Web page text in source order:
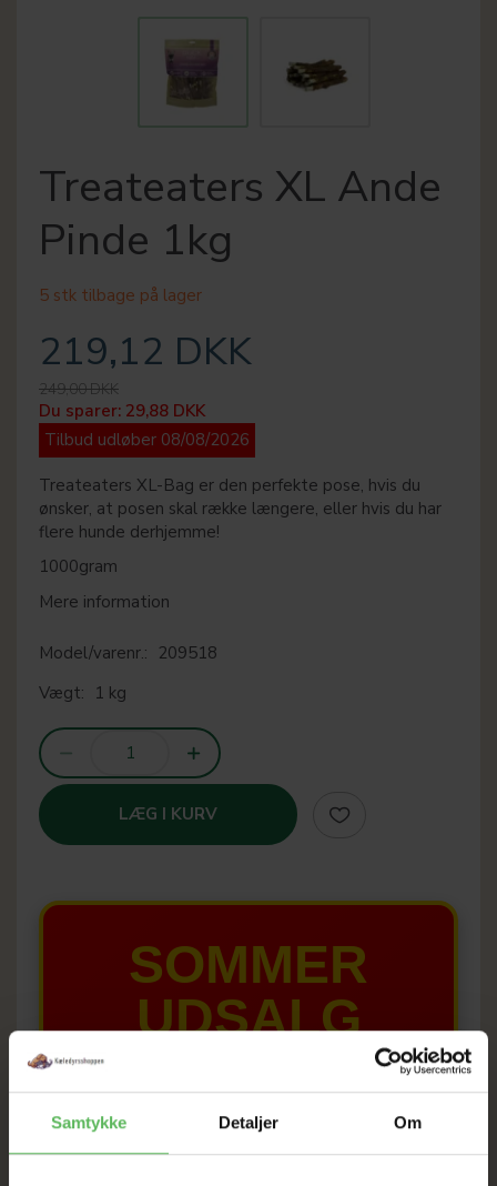
Samtykke Detaljer Om
Treateaters XL Ande
Pinde 1kg
5 stk tilbage på lager
219,12 DKK
249,00 DKK
Du sparer: 29,88 DKK
Tilbud udløber 08/08/2026
Treateaters XL-Bag er den perfekte pose, hvis du
ønsker, at posen skal række længere, eller hvis du har
flere hunde derhjemme!
1000gram
Mere information
Model/varenr.: 209518
Vægt: 1 kg
LÆG I KURV
SOMMER
UDSALG
TIL D. 8 AUGUST
HELE WEBSHOPPEN ER